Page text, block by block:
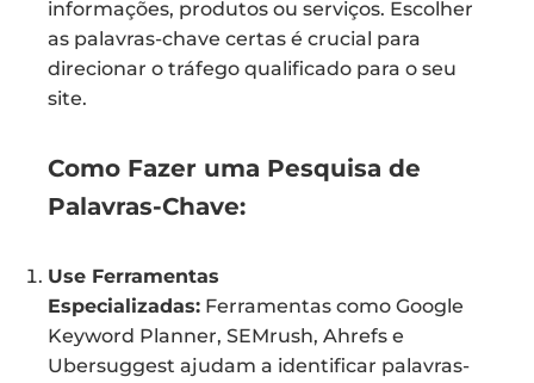
informações, produtos ou serviços. Escolher
as palavras-chave certas é crucial para
direcionar o tráfego qualificado para o seu
site.
Como Fazer uma Pesquisa de
Palavras-Chave:
Use Ferramentas
Especializadas: Ferramentas como Google
Keyword Planner, SEMrush, Ahrefs e
Ubersuggest ajudam a identificar palavras-